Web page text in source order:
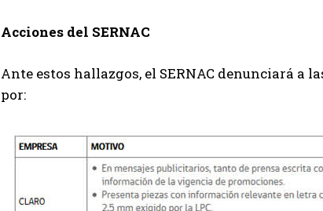
Acciones del SERNAC
Ante estos hallazgos, el SERNAC denunciará a
por: